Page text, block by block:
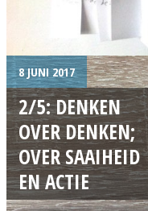
8 JUNI 2017
2/5: DENKEN
OVER DENKEN;
OVER SAAIHEID
EN ACTIE